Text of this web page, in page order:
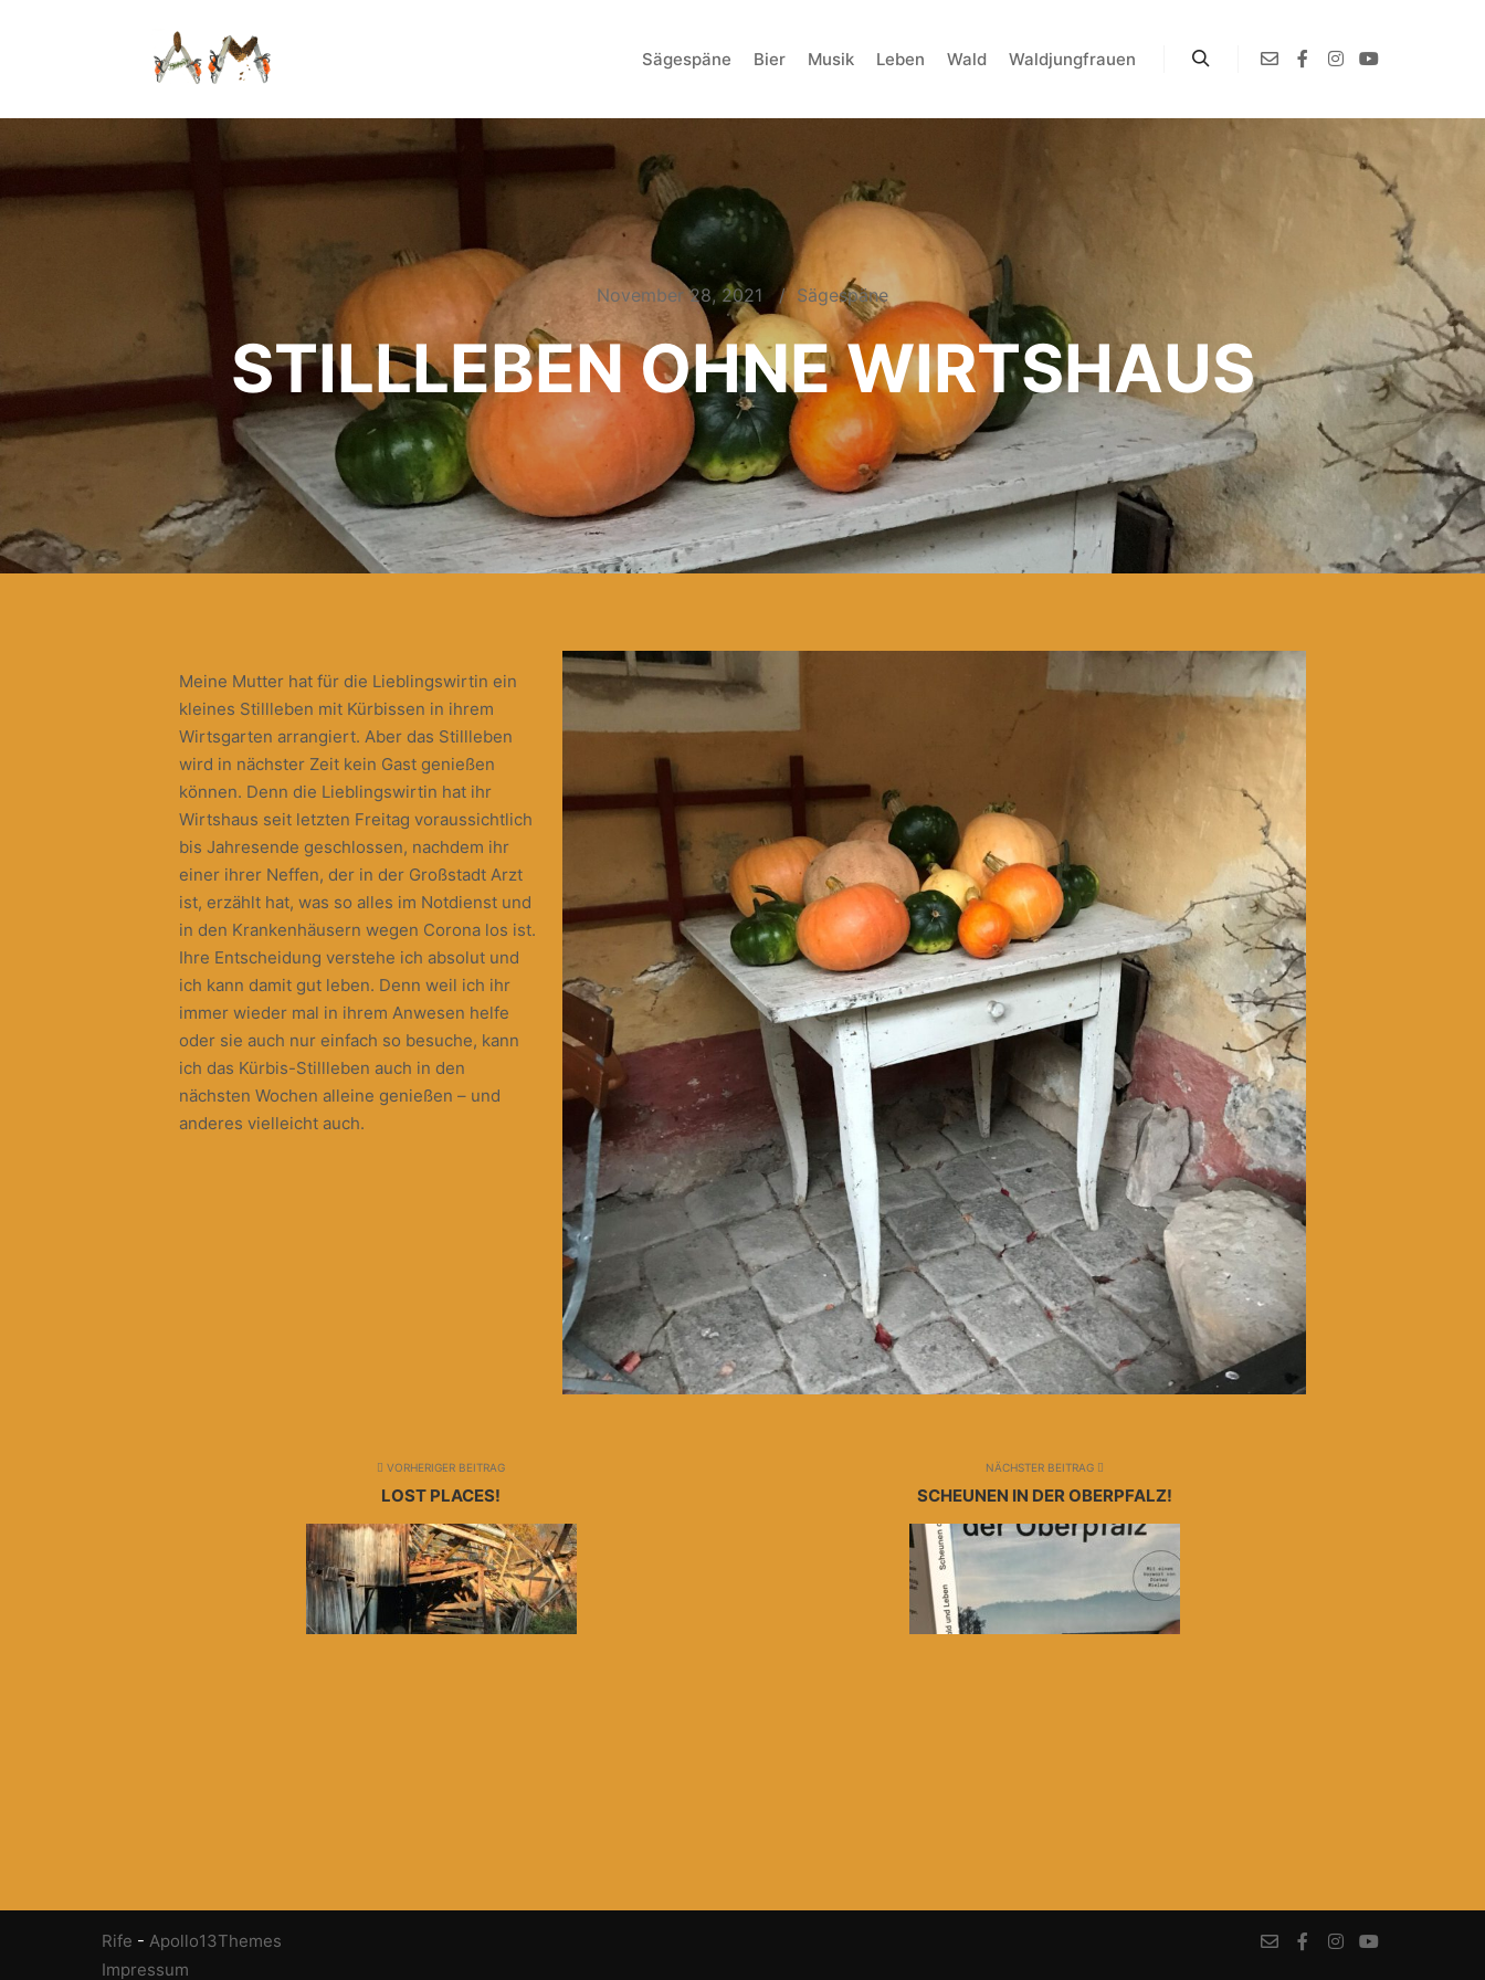
Sägespäne Bier Musik Leben Wald Waldjungfrauen
November 28, 2021 Sägespäne
STILLLEBEN OHNE WIRTSHAUS
Meine Mutter hat für die Lieblingswirtin ein
kleines Stillleben mit Kürbissen in ihrem
Wirtsgarten arrangiert. Aber das Stillleben
wird in nächster Zeit kein Gast genießen
können. Denn die Lieblingswirtin hat ihr
Wirtshaus seit letzten Freitag voraussichtlich
bis Jahresende geschlossen, nachdem ihr
einer ihrer Neffen, der in der Großstadt Arzt
ist, erzählt hat, was so alles im Notdienst und
in den Krankenhäusern wegen Corona los ist.
Ihre Entscheidung verstehe ich absolut und
ich kann damit gut leben. Denn weil ich ihr
immer wieder mal in ihrem Anwesen helfe
oder sie auch nur einfach so besuche, kann
ich das Kürbis-Stillleben auch in den
nächsten Wochen alleine genießen – und
anderes vielleicht auch.
VORHERIGER BEITRAG
LOST PLACES!
NÄCHSTER BEITRAG
SCHEUNEN IN DER OBERPFALZ!
Rife - Apollo13Themes
Impressum